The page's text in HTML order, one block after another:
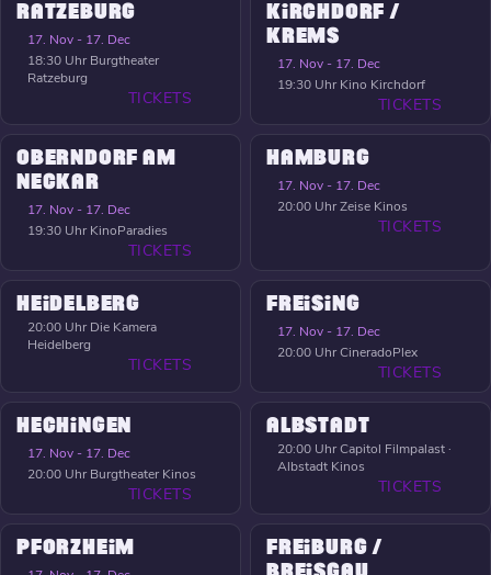
RATZEBURG
17. Nov - 17. Dec
18:30 Uhr Burgtheater
Ratzeburg
TICKETS
KIRCHDORF /
KREMS
17. Nov - 17. Dec
19:30 Uhr Kino Kirchdorf
TICKETS
OBERNDORF AM
NECKAR
17. Nov - 17. Dec
19:30 Uhr KinoParadies
TICKETS
HAMBURG
17. Nov - 17. Dec
20:00 UhrZeise Kinos
TICKETS
HEIDELBERG
20:00 Uhr Die Kamera
Heidelberg
TICKETS
FREISING
17. Nov - 17. Dec
20:00 UhrCineradoPlex
TICKETS
HECHINGEN
17. Nov - 17. Dec
20:00 Uhr Burgtheater Kinos
TICKETS
ALBSTADT
20:00 UhrCapitol Filmpalast ·
Albstadt Kinos
TICKETS
PFORZHEIM
FREIBURG /